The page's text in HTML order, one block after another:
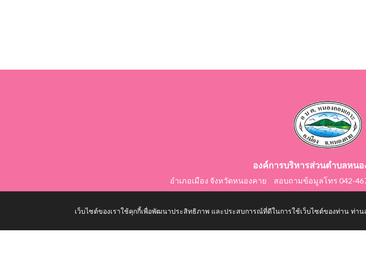
องค์การบริหารส่วนตำบลหนอ
อำเภอเมือง จังหวัดหนองคาย สอบถามข้อมูลโทร 042-
เว็บไซต์ของเราใช้คุกกี้เพื่อพัฒนาประสิทธิภาพ และประสบการณ์ที่ดีในการใช้เว็บไซต์ของท่าน ท่าน